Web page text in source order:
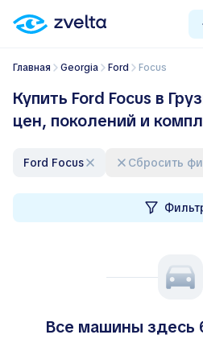
Главная Georgia Ford Focus
Купить Ford Focus в
цен, поколений и
Ford Focus Сбросить
Все машины здесь